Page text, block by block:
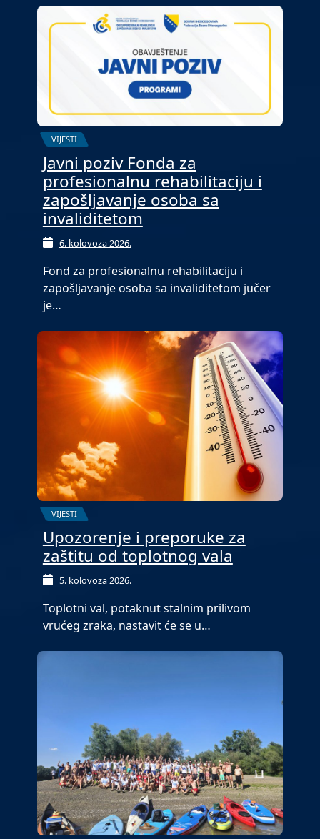
VIJESTI
Javni poziv Fonda za
profesionalnu rehabilitaciju i
zapošljavanje osoba sa
invaliditetom
6. kolovoza 2026.
Fond za profesionalnu rehabilitaciju i
zapošljavanje osoba sa invaliditetom jučer
je…
VIJESTI
Upozorenje i preporuke za
zaštitu od toplotnog vala
5. kolovoza 2026.
Toplotni val, potaknut stalnim prilivom
vrućeg zraka, nastavit će se u…